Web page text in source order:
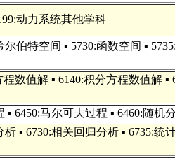
动力系统其他学科
伯特空间 ▪ 5730:函数空间 ▪
数值解 ▪ 6140:积分方程数值解
6450:马尔可夫过程 ▪ 6460:随
▪ 6730:相关回归分析 ▪ 6735: